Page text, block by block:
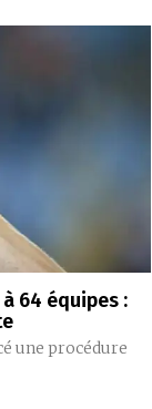
64 équipes :
une procédure